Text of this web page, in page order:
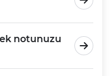
notunuzu